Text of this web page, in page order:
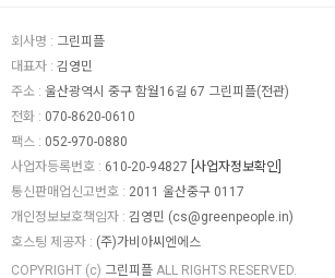
회사명 : 그린피플
대표자 : 김영민
주소 : 울산광역시 중구 함월16길 67 그린피플(전관)
전화 : 070-8620-0610
팩스 : 052-970-0880
사업자등록번호 : 610-20-94827 [사업자정보확인]
통신판매업신고번호 : 2011 울산중구 0117
개인정보보호책임자 : 김영민 (cs@greenpeople.in)
호스팅 제공자 : (주)가비아씨엔에스
COPYRIGHT (c) 그린피플 ALL RIGHTS RESERVED.